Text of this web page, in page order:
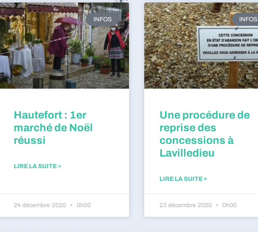
INFOS
Hautefort : 1er
marché de Noël
réussi
LIRE LA SUITE »
24 décembre 2020 0h00
INFOS
Une procédure de
reprise des
concessions à
Lavilledieu
LIRE LA SUITE »
23 décembre 2020 0h00